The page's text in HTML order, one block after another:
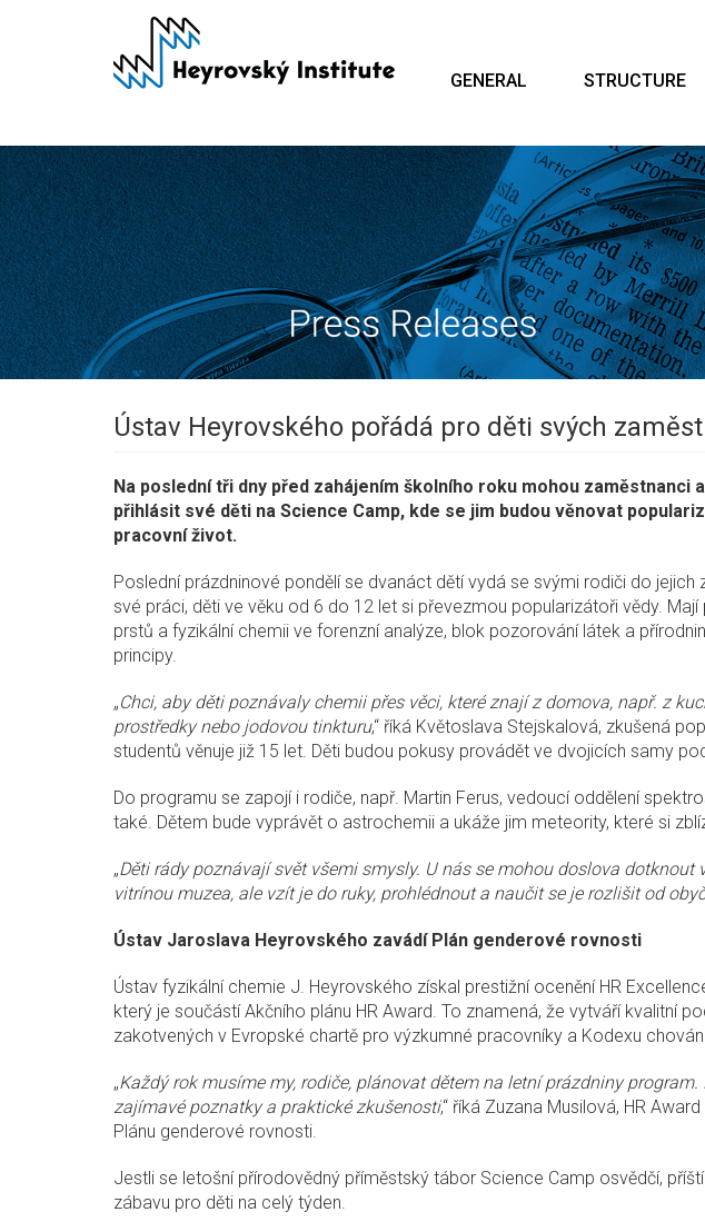
GENERAL STRUCTURE
Ústav Heyrovského pořádá pro děti svých
Na poslední tři dny před zahájením školního roku mohou
přihlásit své děti na Science Camp, kde se jim budou věnovat
pracovní život.
Poslední prázdninové pondělí se dvanáct dětí vydá se svými rodiči do
své práci, děti ve věku od 6 do 12 let si převezmou popularizátoři vědy.
prstů a fyzikální chemii ve forenzní analýze, blok pozorování látek a
principy.
„Chci, aby děti poznávaly chemii přes věci, které znají z domova, např. z
prostředky nebo jodovou tinkturu,“ říká Květoslava Stejskalová, zkušená
studentů věnuje již 15 let. Děti budou pokusy provádět ve dvojicích samy
Do programu se zapojí i rodiče, např. Martin Ferus, vedoucí oddělení
také. Dětem bude vyprávět o astrochemii a ukáže jim meteority, které si
„Děti rády poznávají svět všemi smysly. U nás se mohou doslova
vitrínou muzea, ale vzít je do ruky, prohlédnout a naučit se je rozlišit od
Ústav Jaroslava Heyrovského zavádí Plán genderové rovnosti
Ústav fyzikální chemie J. Heyrovského získal prestižní ocenění HR
který je součástí Akčního plánu HR Award. To znamená, že vytváří kvalitní
zakotvených v Evropské chartě pro výzkumné pracovníky a Kodexu
„Každý rok musíme my, rodiče, plánovat dětem na letní prázdniny
zajímavé poznatky a praktické zkušenosti,“ říká Zuzana Musilová, HR
Plánu genderové rovnosti.
Jestli se letošní přírodovědný příměstský tábor Science Camp osvědčí,
zábavu pro děti na celý týden.